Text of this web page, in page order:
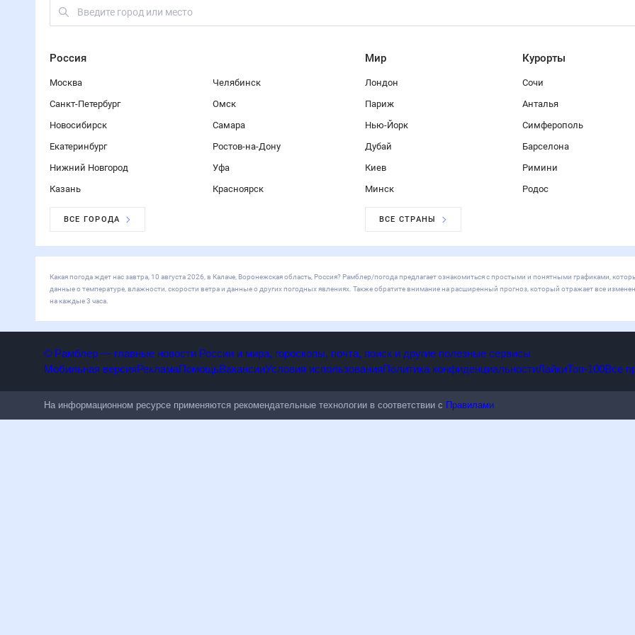
Россия
Москва
Санкт-Петербург
Новосибирск
Екатеринбург
Нижний Новгород
Казань
Челябинск
Омск
Самара
Ростов-на-Дону
Уфа
Красноярск
ВСЕ ГОРОДА
Мир
Лондон
Париж
Нью-Йорк
Дубай
Киев
Минск
Курорты
Сочи
Анталья
Симферополь
Барселона
Римини
Родос
ВСЕ СТРАНЫ
Какая погода ждет нас завтра, 10 августа 2026, в Калаче, Воронежская область, Россия? Рамблер/погода предлагает ознакомиться с простыми и понятными графиками,
данные о температуре, влажности, скорости ветра и данные о других погодных явлениях. Также обратите внимание на расширенный прогноз, который отражает все
на каждые 3 часа.
© Рамблер — главные новости России и мира, гороскопы, почта, поиск и другие полезные сервисы
Мобильная версияРекламаПомощьВакансииУсловия использованияПолитика конфиденциальностиЛайкиТоп-100
На информационном ресурсе применяются рекомендательные технологии в соответствии сПравилами